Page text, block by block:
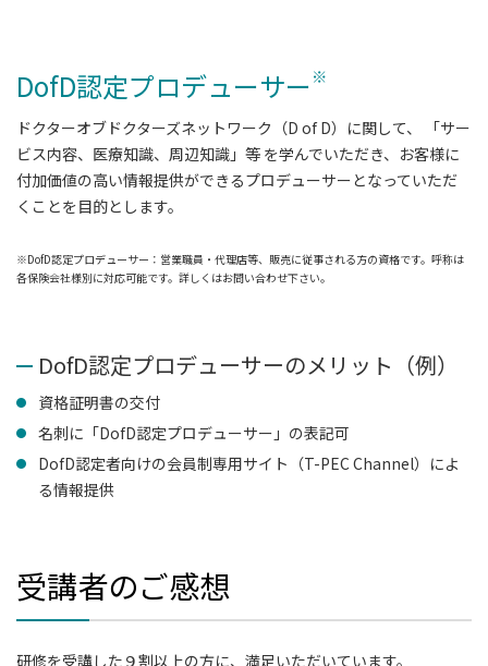
DofD認定プロデューサー ※
ドクターオブドクターズネットワーク（D of D）に関して、 「サー
ビス内容、医療知識、周辺知識」等 を学んでいただき、お客様に
付加価値の高い情報提供ができるプロデューサーとなっていただ
くことを目的とします。
※DofD認定プロデューサー：営業職員・代理店等、販売に従事される方の資格です。呼称は
各保険会社様別に対応可能です。詳しくはお問い合わせ下さい。
DofD認定プロデューサーのメリット（例）
資格証明書の交付
名刺に「DofD認定プロデューサー」の表記可
DofD認定者向けの会員制専用サイト（T-PEC Channel）によ
る情報提供
受講者のご感想
研修を受講した９割以上の方に、満足いただいています。